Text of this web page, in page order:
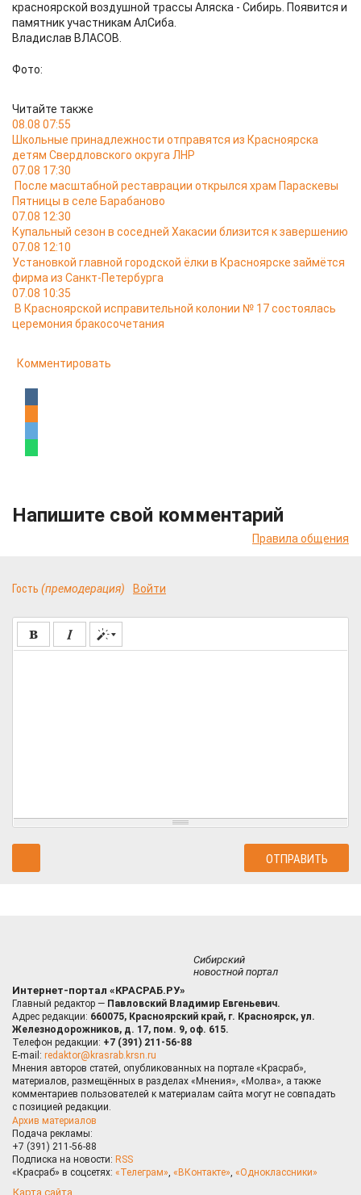
красноярской воздушной трассы Аляска - Сибирь. Появится и
памятник участникам АлСиба.
Владислав ВЛАСОВ.
Фото:
Читайте также
08.08 07:55
Школьные принадлежности отправятся из Красноярска
детям Свердловского округа ЛНР
07.08 17:30
После масштабной реставрации открылся храм Параскевы
Пятницы в селе Барабаново
07.08 12:30
Купальный сезон в соседней Хакасии близится к завершению
07.08 12:10
Установкой главной городской ёлки в Красноярске займётся
фирма из Санкт-Петербурга
07.08 10:35
В Красноярской исправительной колонии № 17 состоялась
церемония бракосочетания
Комментировать
Напишите свой комментарий
Правила общения
Гость (премодерация) Войти
Сибирский
новостной портал
Интернет-портал «КРАСРАБ.РУ»
Главный редактор — Павловский Владимир Евгеньевич.
Адрес редакции: 660075, Красноярский край, г. Красноярск, ул.
Железнодорожников, д. 17, пом. 9, оф. 615.
Телефон редакции: +7 (391) 211-56-88
E-mail: redaktor@krasrab.krsn.ru
Мнения авторов статей, опубликованных на портале «Красраб»,
материалов, размещённых в разделах «Мнения», «Молва», а также
комментариев пользователей к материалам сайта могут не совпадать
с позицией редакции.
Архив материалов
Подача рекламы:
+7 (391) 211-56-88
Подписка на новости: RSS
«Красраб» в соцсетях: «Телеграм», «ВКонтакте», «Одноклассники»
Карта сайта